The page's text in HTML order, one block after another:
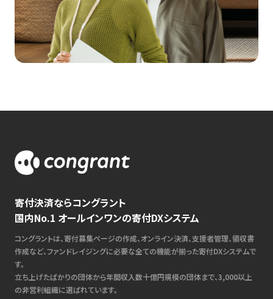
寄付決済ならコングラント
国内No.1 オールインワンの寄付DXシステム
コングラントは、寄付募集ページの作成、オンライン決済、支援者管理、領収書
作成など、ファンドレイジングに必要な全ての機能が揃った寄付DXシステムで
す。
立ち上げたばかりの団体から年間収入数十億円規模の団体まで、3,000以上
の非営利組織に選ばれています。